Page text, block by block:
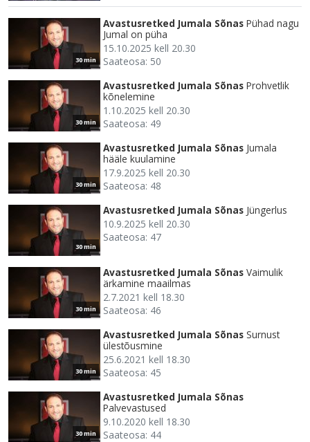
30 min
Avastusretked Jumala Sõnas Pühad nagu
Jumal on püha
15.10.2025 kell 20.30
Saateosa: 50
30 min
Avastusretked Jumala Sõnas Prohvetlik
kõnelemine
1.10.2025 kell 20.30
Saateosa: 49
30 min
Avastusretked Jumala Sõnas Jumala
hääle kuulamine
17.9.2025 kell 20.30
Saateosa: 48
30 min
Avastusretked Jumala Sõnas Jüngerlus
10.9.2025 kell 20.30
Saateosa: 47
30 min
Avastusretked Jumala Sõnas Vaimulik
ärkamine maailmas
2.7.2021 kell 18.30
Saateosa: 46
30 min
Avastusretked Jumala Sõnas Surnust
ülestõusmine
25.6.2021 kell 18.30
Saateosa: 45
30 min
Avastusretked Jumala Sõnas
Palvevastused
9.10.2020 kell 18.30
Saateosa: 44